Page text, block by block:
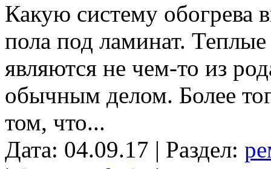
Какую систему обогрева
пола под ламинат.
являются не чем-то из
обычным делом. Более
том, что...
Дата: 04.09.17 | Раздел: